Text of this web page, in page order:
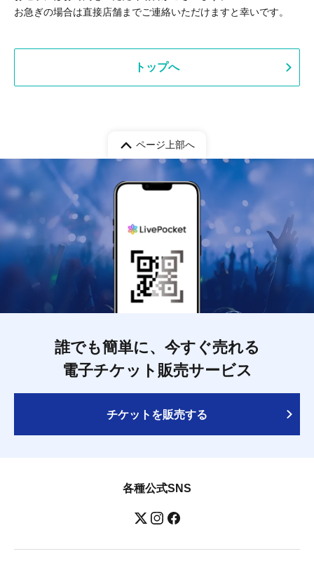
お急ぎの場合は直接店舗までご連絡いただけますと幸いです。
トップへ
ページ上部へ
誰でも簡単に、今すぐ売れる
電子チケット販売サービス
チケットを販売する
各種公式SNS